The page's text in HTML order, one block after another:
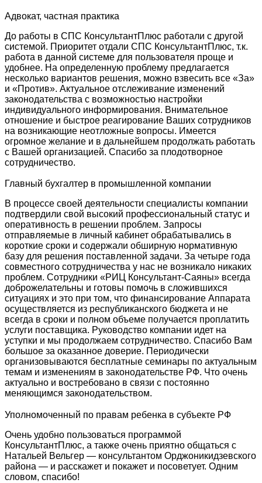
Адвокат, частная практика
До работы в СПС КонсультантПлюс работали с другой
системой. Приоритет отдали СПС КонсультантПлюс, т.к.
работа в данной системе для пользователя проще и
удобнее. На определенную проблему предлагается
несколько вариантов решения, можно взвесить все «За»
и «Против». Актуальное отслеживание изменений
законодательства с возможностью настройки
индивидуального информирования. Внимательное
отношение и быстрое реагирование Ваших сотрудников
на возникающие неотложные вопросы. Имеется
огромное желание и в дальнейшем продолжать работать
с Вашей организацией. Спасибо за плодотворное
сотрудничество.
Главный бухгалтер в промышленной компании
В процессе своей деятельности специалисты компании
подтвердили свой высокий профессиональный статус и
оперативность в решении проблем. Запросы
отправляемые в личный кабинет обрабатывались в
короткие сроки и содержали обширную нормативную
базу для решения поставленной задачи. За четыре года
совместного сотрудничества у нас не возникало никаких
проблем. Сотрудники «РИЦ Консультант-Саяны» всегда
доброжелательны и готовы помочь в сложившихся
ситуациях и это при том, что финансирование Аппарата
осуществляется из республиканского бюджета и не
всегда в сроки и полном объеме получается проплатить
услуги поставщика. Руководство компании идет на
уступки и мы продолжаем сотрудничество. Спасибо Вам
большое за оказанное доверие. Периодически
организовываются бесплатные семинары по актуальным
темам и изменениям в законодательстве РФ. Что очень
актуально и востребовано в связи с постоянно
меняющимся законодательством.
Уполномоченный по правам ребенка в субъекте РФ
Очень удобно пользоваться программой
КонсультантПлюс, а также очень приятно общаться с
Натальей Вельгер — консультантом Орджоникидзевского
района — и расскажет и покажет и посоветует. Одним
словом, спасибо!